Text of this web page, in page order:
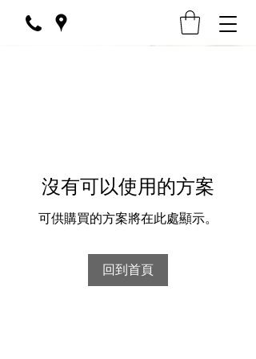
沒有可以使用的方案
可供購買的方案將在此處顯示。
回到首頁